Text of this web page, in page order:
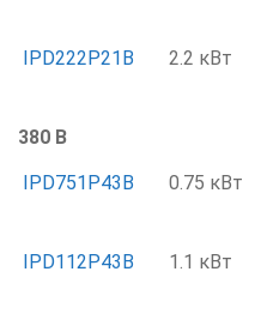
IPD222P21B
2.2 кВт
380 В
IPD751P43B
0.75 кВт
IPD112P43B
1.1 кВт